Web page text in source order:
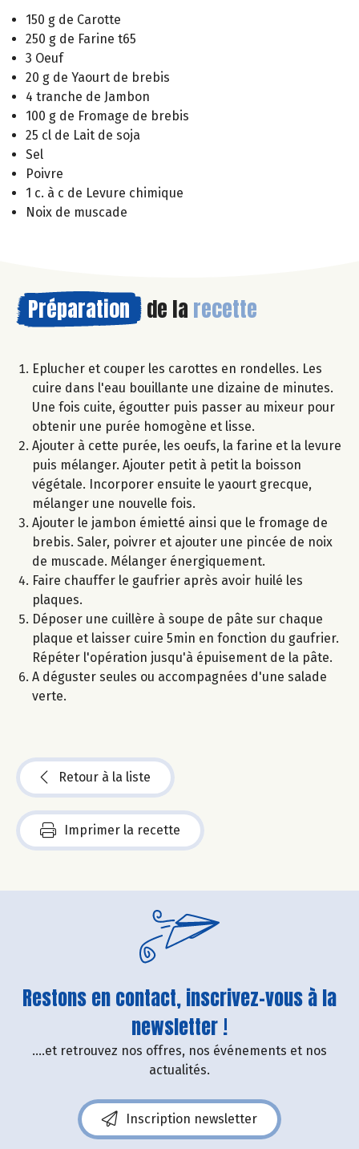
150 g de Carotte
250 g de Farine t65
3 Oeuf
20 g de Yaourt de brebis
4 tranche de Jambon
100 g de Fromage de brebis
25 cl de Lait de soja
Sel
Poivre
1 c. à c de Levure chimique
Noix de muscade
Préparation de la recette
Eplucher et couper les carottes en rondelles. Les
cuire dans l'eau bouillante une dizaine de minutes.
Une fois cuite, égoutter puis passer au mixeur pour
obtenir une purée homogène et lisse.
Ajouter à cette purée, les oeufs, la farine et la levure
puis mélanger. Ajouter petit à petit la boisson
végétale. Incorporer ensuite le yaourt grecque,
mélanger une nouvelle fois.
Ajouter le jambon émietté ainsi que le fromage de
brebis. Saler, poivrer et ajouter une pincée de noix
de muscade. Mélanger énergiquement.
Faire chauffer le gaufrier après avoir huilé les
plaques.
Déposer une cuillère à soupe de pâte sur chaque
plaque et laisser cuire 5min en fonction du gaufrier.
Répéter l'opération jusqu'à épuisement de la pâte.
A déguster seules ou accompagnées d'une salade
verte.
Retour à la liste
Imprimer la recette
Restons en contact, inscrivez-vous à la
newsletter !
....et retrouvez nos offres, nos événements et nos
actualités.
Inscription newsletter